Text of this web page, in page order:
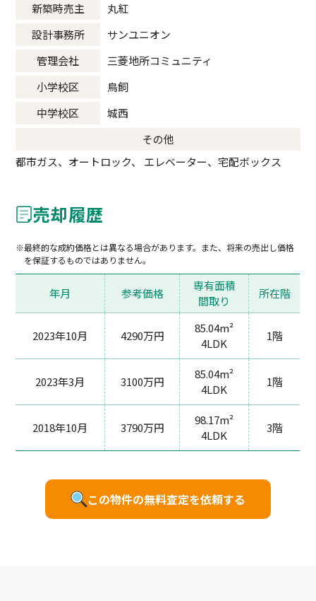
新築時売主
丸紅
設計事務所
サンユニオン
管理会社
三菱地所コミュニティ
小学校区
鳥飼
中学校区
城西
その他
都市ガス、オートロック、 エレベーター、宅配ボックス
売却履歴
最終的な成約価格とは異なる場合があります。また、将来の売出し価格
を保証するものではありません。
年月 参考価格
専有面積
間取り
所在階
2023年10月 4290万円
85.04m²
4LDK
1階
2023年3月 3100万円
85.04m²
4LDK
1階
2018年10月 3790万円
98.17m²
4LDK
3階
この物件の無料査定を依頼する